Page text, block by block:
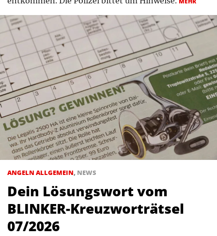
ANGELN ALLGEMEIN, NEWS
Dein Lösungswort vom
BLINKER-Kreuzworträtsel
07/2026